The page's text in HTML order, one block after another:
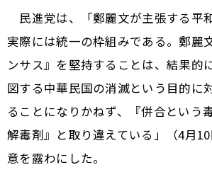
民進党は、「鄭麗文が主張する平
実際には統一の枠組みである。鄭麗
ンサス』を堅持することは、結果的
図する中華民国の消滅という目的に
ることになりかねず、『併合という
解毒剤』と取り違えている」（4月
意を露わにした。